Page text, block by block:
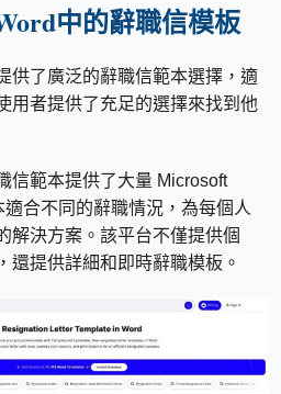
中的辭職信模板
供了廣泛的辭職信範本選擇，適
用者提供了充足的選擇來找到他
信範本提供了大量 Microsoft
合不同的辭職情況，為每個人
解決方案。該平台不僅提供個
還提供詳細和即時辭職模板。